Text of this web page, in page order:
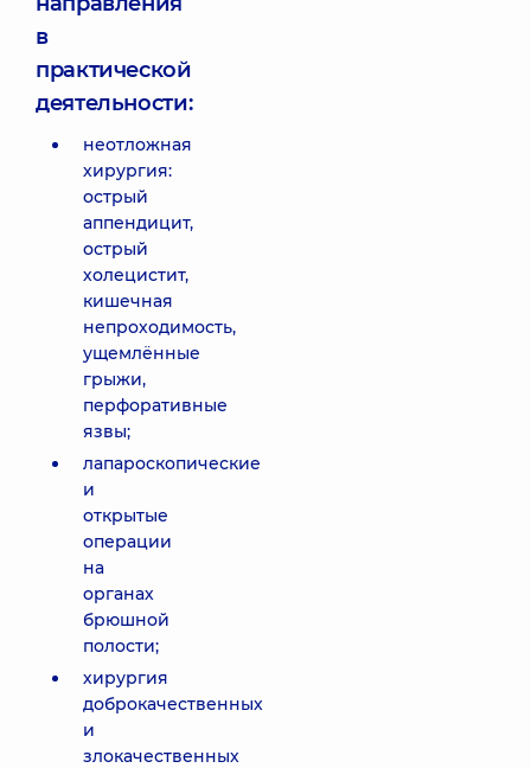
в
практической
деятельности:
неотложная
хирургия:
острый
аппендицит,
острый
холецистит,
кишечная
непроходимость,
ущемлённые
грыжи,
перфоративные
язвы;
лапароскопические
и
открытые
операции
на
органах
брюшной
полости;
хирургия
доброкачественных
и
злокачественных